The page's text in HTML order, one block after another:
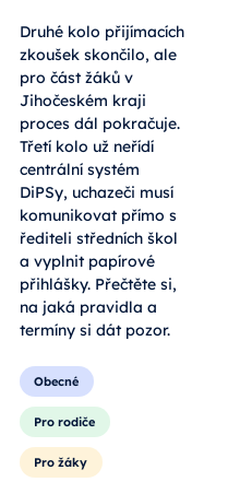
Druhé kolo přijímacích
zkoušek skončilo, ale
pro část žáků v
Jihočeském kraji
proces dál pokračuje.
Třetí kolo už neřídí
centrální systém
DiPSy, uchazeči musí
komunikovat přímo s
řediteli středních škol
a vyplnit papírové
přihlášky. Přečtěte si,
na jaká pravidla a
termíny si dát pozor.
Obecné
Pro rodiče
Pro žáky